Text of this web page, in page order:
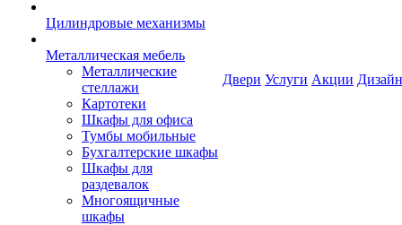
Цилиндровые механизмы
Металлическая мебель
Металлические
стеллажи
Картотеки
Шкафы для офиса
Тумбы мобильные
Бухгалтерские шкафы
Шкафы для
раздевалок
Многоящичные
шкафы
Двери Услуги Акции